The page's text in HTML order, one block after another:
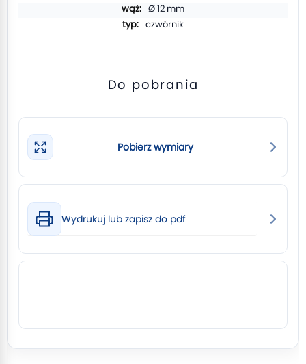
Ø 12 mm
czwórnik
Do pobrania
Pobierz wymiary
Wydrukuj lub zapisz do pdf